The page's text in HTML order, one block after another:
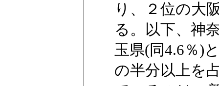
り、２位の大
る。以下、神
玉県(同4.6％)
の半分以上を